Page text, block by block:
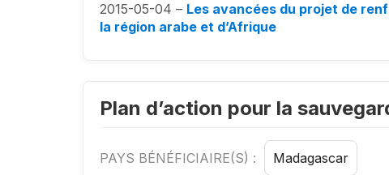
2015-05-04 – Les avancées du projet de
la région arabe et d’Afrique
Plan d’action pour la
PAYS BÉNÉFICIAIRE(S) : Madagascar